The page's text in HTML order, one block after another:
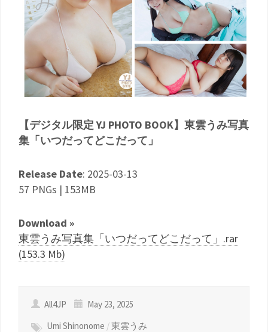
【デジタル限定 YJ PHOTO BOOK】東雲うみ写真
集「いつだってどこだって」
Release Date: 2025-03-13
57 PNGs | 153MB
Download »
東雲うみ写真集「いつだってどこだって」.rar
(153.3 Mb)
All4JP
May 23, 2025
Umi Shinonome /東雲うみ